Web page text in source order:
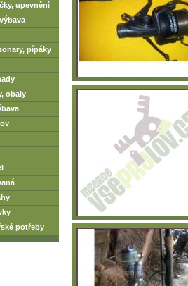
upevnění
pípáky
obaly
potřeby